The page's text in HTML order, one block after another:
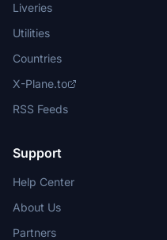
Liveries
Utilities
Countries
X-Plane.to
RSS Feeds
Support
Help Center
About Us
Partners